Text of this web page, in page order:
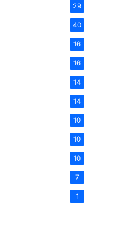
29
40
16
16
14
14
10
10
10
7
1